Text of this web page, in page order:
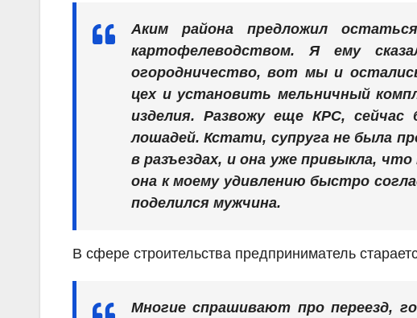
Аким района предложил
картофелеводством. Я ему
огородничество, вот мы и
цех и установить мельничный
изделия. Развожу еще КРС, сейчас
лошадей. Кстати, супруга не была
в разъездах, и она уже привыкла,
она к моему удивлению быстро
поделился мужчина.
В сфере строительства предприниматель
Многие спрашивают про переезд,